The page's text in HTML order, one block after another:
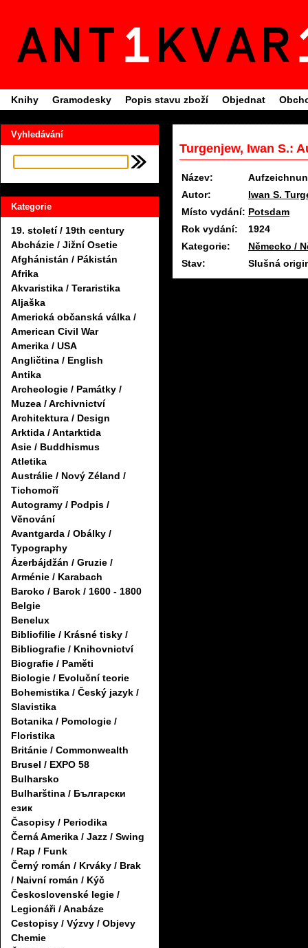
Knihy Gramodesky Popis stavu zboží Objednat
Vyhledávání
Kategorie
19. století / 19th century
Abcházie / Jižní Osetie
Afghánistán / Pákistán
Afrika
Akvaristika / Teraristika
Aljaška
Americká občanská válka /
American Civil War
Amerika / USA
Angličtina / English
Antika
Archeologie / Památky /
Muzea / Archivnictví
Architektura / Design
Arktida / Antarktida
Asie / Buddhismus
Atletika
Austrálie / Nový Zéland /
Tichomoří
Autogramy / Podpis /
Věnování
Avantgarda / Obálky /
Typography
Ázerbájdžán / Gruzie /
Arménie / Karabach
Baroko / Barok / 1600 - 1800
Belgie
Benelux
Bibliofilie / Krásné tisky /
Bibliografie / Knihovnictví
Biografie / Paměti
Biologie / Evoluční teorie
Bohemistika / Český jazyk /
Slavistika
Botanika / Pomologie /
Floristika
Británie / Commonwealth
Brusel / EXPO 58
Bulharsko
Bulharština / Български
език
Časopisy / Periodika
Černá Amerika / Jazz / Swing
/ Rap / Funk
Černý román / Krváky / Brak
/ Naivní román / Kýč
Československé legie /
Legionáři / Anabáze
Cestopisy / Výzvy / Objevy
Chemie
Turgenjew, Iwan S.:
Název:
Autor:
Iwan S.
Místo vydání: Potsdam
Rok vydání:
1924
Kategorie:
Německo /
Stav:
Slušná